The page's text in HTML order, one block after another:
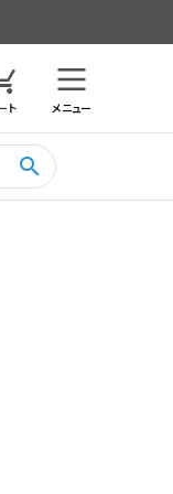
ト メニュー
search